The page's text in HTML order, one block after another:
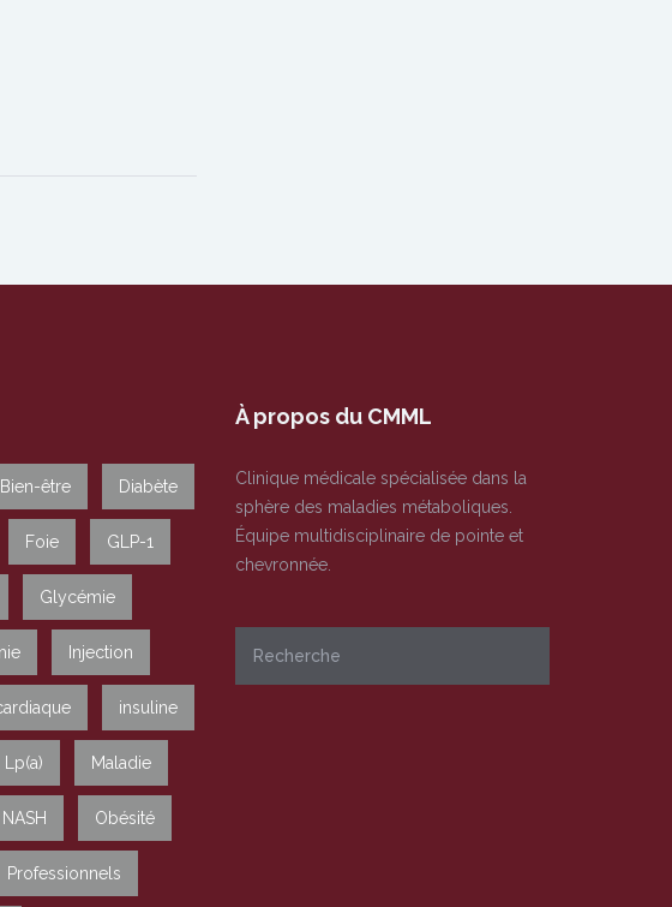
Bien-être Diabète
Foie GLP-1
Glycémie
Injection
insuline
Lp(a) Maladie
NASH Obésité
Professionnels
À propos du CMML
Clinique médicale spécialisée dans la
sphère des maladies métaboliques.
Équipe multidisciplinaire de pointe et
chevronnée.